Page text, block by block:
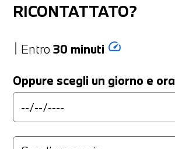
RICONTATTATO?
Entro 30 minuti speed
Oppure scegli un giorno e ora